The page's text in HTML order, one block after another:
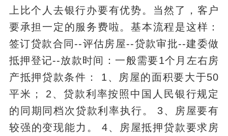
上比个人去银行办要有优势。当然了，客户
要承担一定的服务费啦。基本流程是这样：
签订贷款合同--评估房屋--贷款审批--建委做
抵押登记--放款时间：一般需要1个月左右房
产抵押贷款条件： 1、房屋的面积要大于50
平米； 2、贷款利率按照中国人民银行规定
的同期同档次贷款利率执行。 3、房屋要有
较强的变现能力。 4、房屋抵押贷款要求房